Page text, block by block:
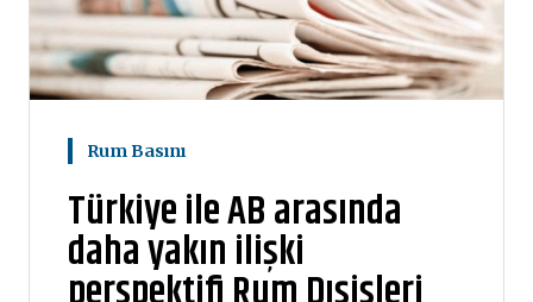
Rum Basını
Türkiye ile AB arasında
daha yakın ilişki